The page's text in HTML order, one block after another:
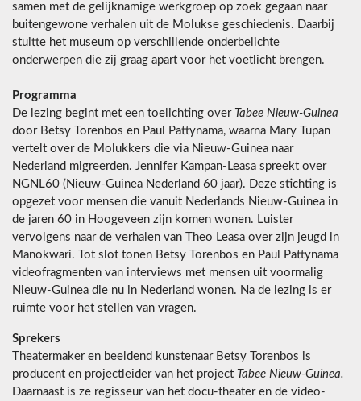
samen met de gelijknamige werkgroep op zoek gegaan naar
buitengewone verhalen uit de Molukse geschiedenis. Daarbij
stuitte het museum op verschillende onderbelichte
onderwerpen die zij graag apart voor het voetlicht brengen.
Programma
De lezing begint met een toelichting over Tabee Nieuw-Guinea
door Betsy Torenbos en Paul Pattynama, waarna Mary Tupan
vertelt over de Molukkers die via Nieuw-Guinea naar
Nederland migreerden. Jennifer Kampan-Leasa spreekt over
NGNL60 (Nieuw-Guinea Nederland 60 jaar). Deze stichting is
opgezet voor mensen die vanuit Nederlands Nieuw-Guinea in
de jaren 60 in Hoogeveen zijn komen wonen. Luister
vervolgens naar de verhalen van Theo Leasa over zijn jeugd in
Manokwari. Tot slot tonen Betsy Torenbos en Paul Pattynama
videofragmenten van interviews met mensen uit voormalig
Nieuw-Guinea die nu in Nederland wonen. Na de lezing is er
ruimte voor het stellen van vragen.
Sprekers
Theatermaker en beeldend kunstenaar Betsy Torenbos is
producent en projectleider van het project Tabee Nieuw-Guinea.
Daarnaast is ze regisseur van het docu-theater en de video-